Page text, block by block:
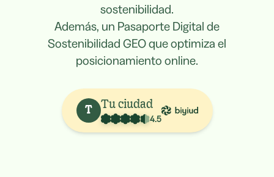
sostenibilidad.
Además, un Pasaporte Digital de
Sostenibilidad GEO que optimiza el
posicionamiento online.
T Tu ciudad
4.5